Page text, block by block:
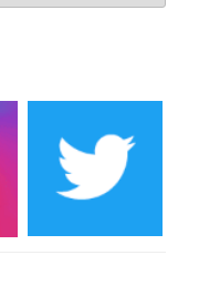
von 14-16:30 Uhr
Chors im
von 10-